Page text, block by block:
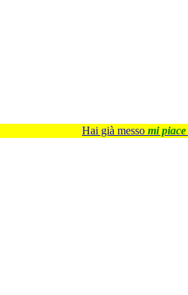
Hai già messo mi piace